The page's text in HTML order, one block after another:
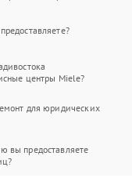
центры Miele?
для юридических
вы предоставляете